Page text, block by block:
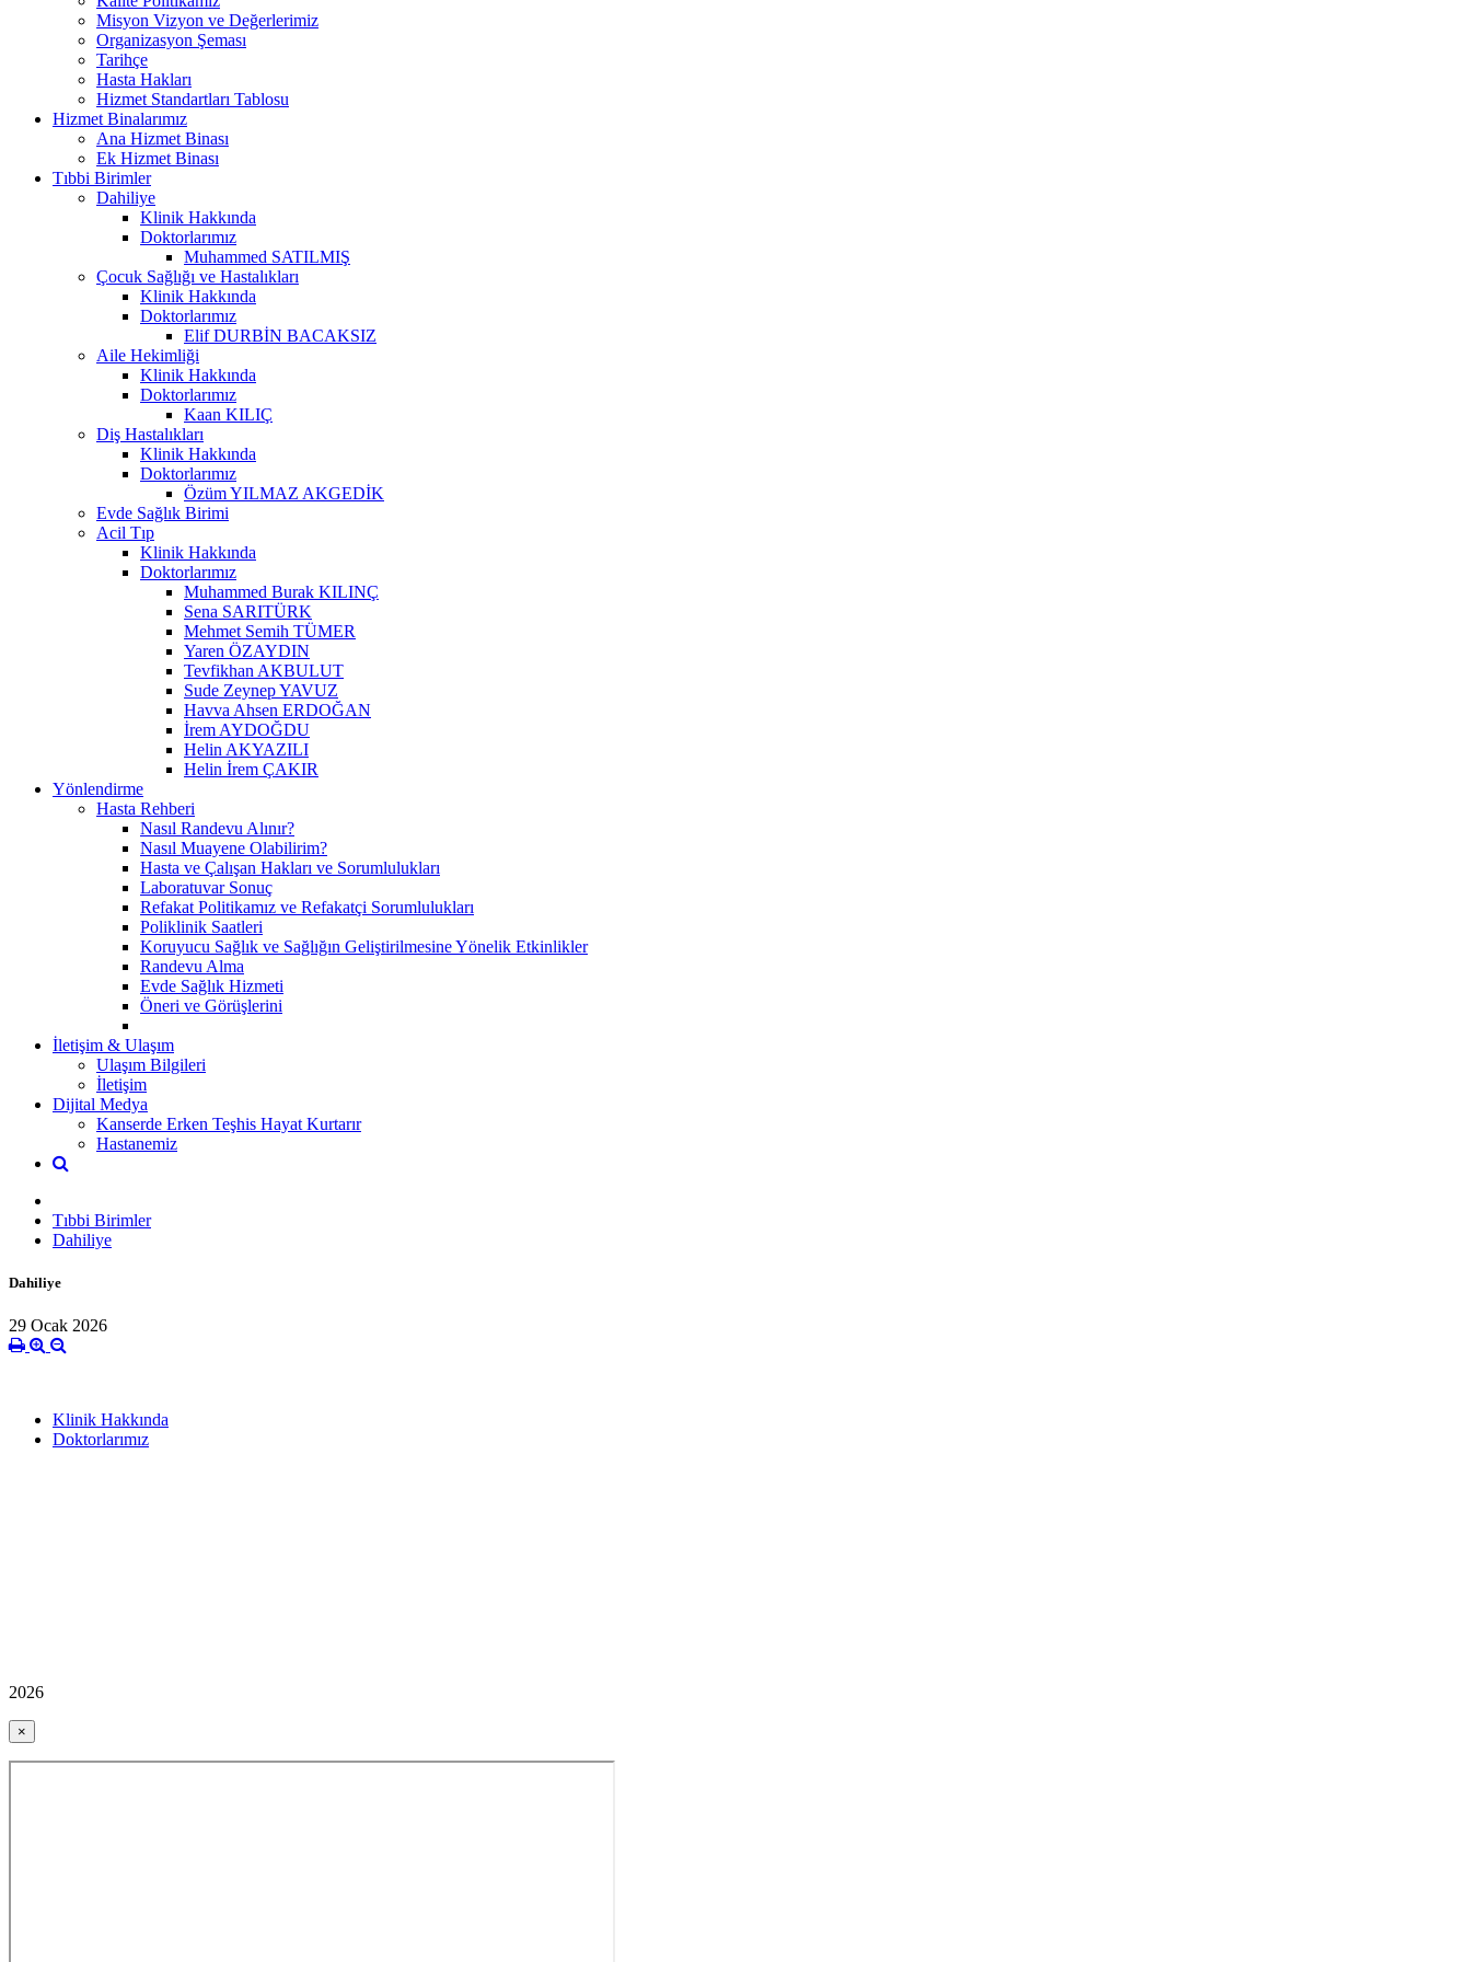
Misyon Vizyon ve Değerlerimiz
Organizasyon Şeması
Tarihçe
Hasta Hakları
Hizmet Standartları Tablosu
Hizmet Binalarımız
Ana Hizmet Binası
Ek Hizmet Binası
Tıbbi Birimler
Dahiliye
Klinik Hakkında
Doktorlarımız
Muhammed SATILMIŞ
Çocuk Sağlığı ve Hastalıkları
Klinik Hakkında
Doktorlarımız
Elif DURBİN BACAKSIZ
Aile Hekimliği
Klinik Hakkında
Doktorlarımız
Kaan KILIÇ
Diş Hastalıkları
Klinik Hakkında
Doktorlarımız
Özüm YILMAZ AKGEDİK
Evde Sağlık Birimi
Acil Tıp
Klinik Hakkında
Doktorlarımız
Muhammed Burak KILINÇ
Sena SARITÜRK
Mehmet Semih TÜMER
Yaren ÖZAYDIN
Tevfikhan AKBULUT
Sude Zeynep YAVUZ
Havva Ahsen ERDOĞAN
İrem AYDOĞDU
Helin AKYAZILI
Helin İrem ÇAKIR
Yönlendirme
Hasta Rehberi
Nasıl Randevu Alınır?
Nasıl Muayene Olabilirim?
Hasta ve Çalışan Hakları ve Sorumlulukları
Laboratuvar Sonuç
Refakat Politikamız ve Refakatçi Sorumlulukları
Poliklinik Saatleri
Koruyucu Sağlık ve Sağlığın Geliştirilmesine Yönelik Etkinlikler
Randevu Alma
Evde Sağlık Hizmeti
Öneri ve Görüşlerini
İletişim & Ulaşım
Ulaşım Bilgileri
İletişim
Dijital Medya
Kanserde Erken Teşhis Hayat Kurtarır
Hastanemiz
Tıbbi Birimler
Dahiliye
Dahiliye
29 Ocak 2026
Klinik Hakkında
Doktorlarımız
2026
×